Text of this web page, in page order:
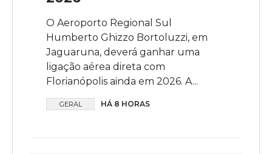
O Aeroporto Regional Sul
Humberto Ghizzo Bortoluzzi, em
Jaguaruna, deverá ganhar uma
ligação aérea direta com
Florianópolis ainda em 2026. A...
GERAL HÁ 8 HORAS